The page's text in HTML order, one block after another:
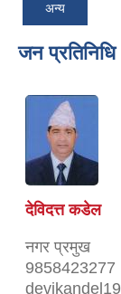
अन्य
जन प्रतिनिधि
देविदत्त कडेल
नगर प्रमुख
9858423277